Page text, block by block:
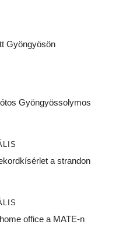
Gyöngyösön
Gyöngyössolymos
a strandon
office a MATE-n